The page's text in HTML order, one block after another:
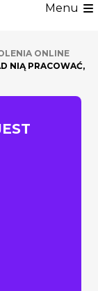
Menu
ONLINE
NIĄ PRACOWAĆ,